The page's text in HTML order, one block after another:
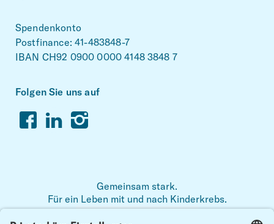
Spendenkonto
Postfinance: 41-483848-7
IBAN CH92 0900 0000 4148 3848 7
Folgen Sie uns auf
FacebookLinkedinInstagram
Gemeinsam stark.
Für ein Leben mit und nach Kinderkrebs.